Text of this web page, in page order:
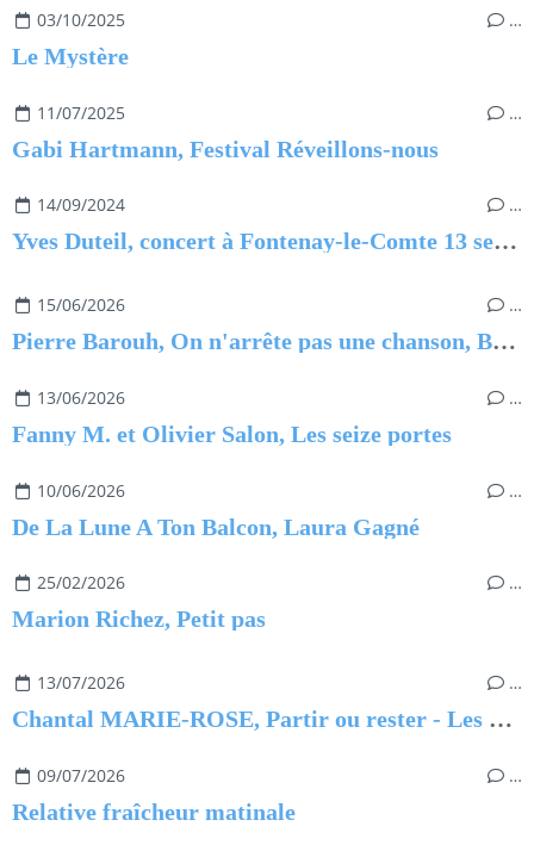
03/10/2025 …
Le Mystère
11/07/2025 …
Gabi Hartmann, Festival Réveillons-nous
14/09/2024 …
Yves Duteil, concert à Fontenay-le-Comte 13 septembre 2024
15/06/2026 …
Pierre Barouh, On n'arrête pas une chanson, Benjamin Barouh
13/06/2026 …
Fanny M. et Olivier Salon, Les seize portes
10/06/2026 …
De La Lune A Ton Balcon, Laura Gagné
25/02/2026 …
Marion Richez, Petit pas
13/07/2026 …
Chantal MARIE-ROSE, Partir ou rester - Les clés pour évoluer professionnellement sans regret
09/07/2026 …
Relative fraîcheur matinale